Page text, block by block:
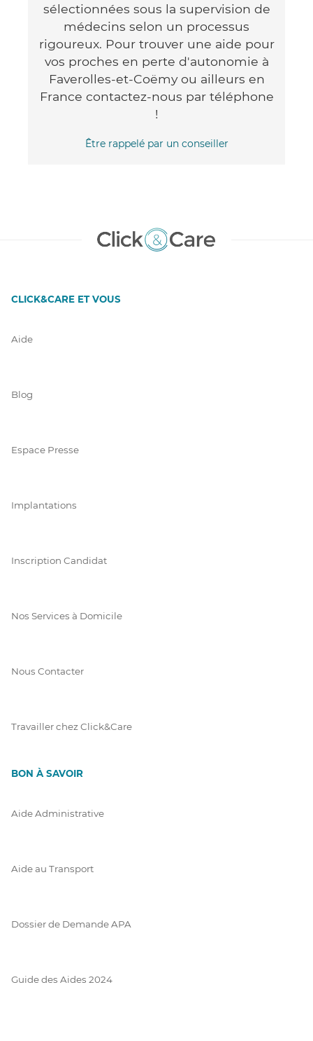
sélectionnées sous la supervision de
médecins selon un processus
rigoureux. Pour trouver une aide pour
vos proches en perte d'autonomie à
Faverolles-et-Coëmy ou ailleurs en
France contactez-nous par téléphone
!
Être rappelé par un conseiller
CLICK&CARE ET VOUS
Aide
Blog
Espace Presse
Implantations
Inscription Candidat
Nos Services à Domicile
Nous Contacter
Travailler chez Click&Care
BON À SAVOIR
Aide Administrative
Aide au Transport
Dossier de Demande APA
Guide des Aides 2024